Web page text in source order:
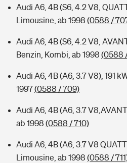
Audi A6, 4B (S6, 4.2 V8,
Limousine, ab 1998 (0588 /
Audi A6, 4B (S6, 4.2 V8,
Benzin, Kombi, ab 1998 (0588
Audi A6, 4B (A6, 3.7 V8), 191
1997(0588 / 709)
Audi A6, 4B (A6, 3.7
ab 1998 (0588 / 710)
Audi A6, 4B (A6, 3.7 V8
Limousine, ab 1998 (0588 /